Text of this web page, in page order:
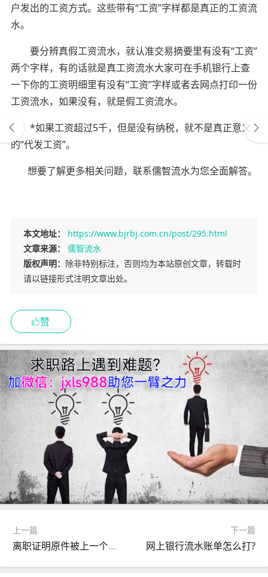
户发出的工资方式。这些带有“工资”字样都是真正的工资流
水。
要分辨真假工资流水，就认准交易摘要里有没有“工资”
两个字样，有的话就是真工资流水大家可在手机银行上查
一下你的工资明细里有没有“工资”字样或者去网点打印一份
工资流水，如果没有，就是假工资流水。
*如果工资超过5千，但是没有纳税，就不是真正意义
的“代发工资”。
想要了解更多相关问题，联系儒智流水为您全面解答。
本文地址：
https://www.bjrbj.com.cn/post/295.html
文章来源：
儒智流水
版权声明： 除非特别标注，否则均为本站原创文章，转载时
请以链接形式注明文章出处。
赞
上一篇
离职证明原件被上一个公司给收了怎么办？
下一篇
网上银行流水账单怎么打?